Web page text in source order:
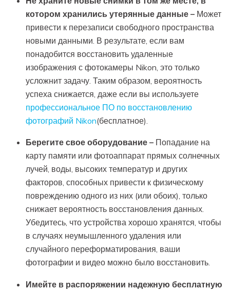
котором хранились утерянные данные – Может
привести к перезаписи свободного пространства
новыми данными. В результате, если вам
понадобится восстановить удаленные
изображения с фотокамеры Nikon, это только
усложнит задачу. Таким образом, вероятность
успеха снижается, даже если вы используете
профессиональное ПО по восстановлению
фотографий Nikon(бесплатное).
Берегите свое оборудование – Попадание на
карту памяти или фотоаппарат прямых солнечных
лучей, воды, высоких температур и других
факторов, способных привести к физическому
повреждению одного из них (или обоих), только
снижает вероятность восстановления данных.
Убедитесь, что устройства хорошо хранятся, чтобы
в случаях неумышленного удаления или
случайного переформатирования, ваши
фотографии и видео можно было восстановить.
Имейте в распоряжении надежную бесплатную